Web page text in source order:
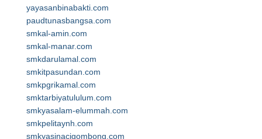
yayasanbinabakti.com
paudtunasbangsa.com
smkal-amin.com
smkal-manar.com
smkdarulamal.com
smkitpasundan.com
smkpgrikamal.com
smktarbiyatululum.com
smkyasalam-elummah.com
smkpelitaynh.com
smkyasinacigombong.com